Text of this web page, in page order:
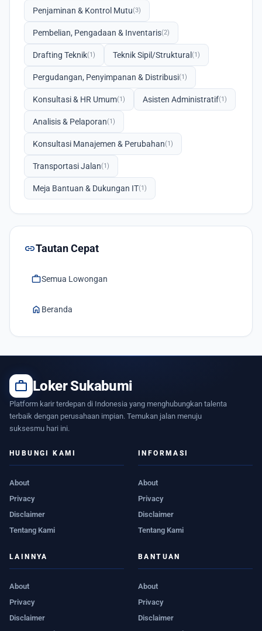
Penjaminan & Kontrol Mutu(3)
Pembelian, Pengadaan & Inventaris(2)
Drafting Teknik(1) Teknik Sipil/Struktural (1)
Pergudangan, Penyimpanan & Distribusi(1)
Konsultasi & HR Umum(1) Asisten Administratif(1)
Analisis & Pelaporan(1)
Konsultasi Manajemen & Perubahan(1)
Transportasi Jalan(1)
Meja Bantuan & Dukungan IT(1)
linkTautan Cepat
workSemua Lowongan
home Beranda
work Loker Sukabumi
Platform karir terdepan di Indonesia yang menghubungkan talenta
terbaik dengan perusahaan impian. Temukan jalan menuju
suksesmu hari ini.
HUBUNGI KAMI
About
Privacy
Disclaimer
Tentang Kami
INFORMASI
About
Privacy
Disclaimer
Tentang Kami
LAINNYA
About
Privacy
Disclaimer
BANTUAN
About
Privacy
Disclaimer